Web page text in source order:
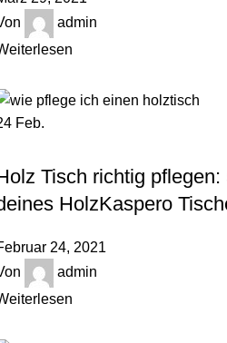
admin
Feb.
Tisch richtig
HolzKaspero
24, 2021
admin